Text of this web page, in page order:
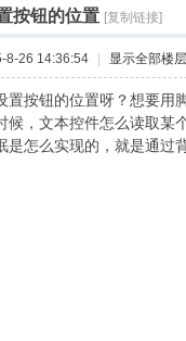
按钮的位置 [复制链接]
8-26 14:36:54 显示全部楼层
置按钮的位置呀？想要用
候，文本控件怎么读取某
是怎么实现的，就是通过